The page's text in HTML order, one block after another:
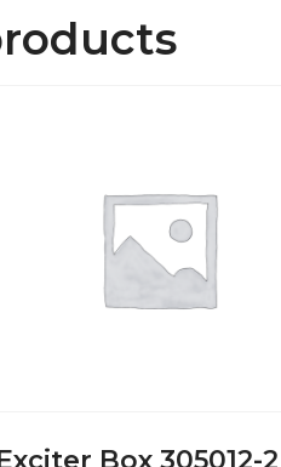
Box 305012-2